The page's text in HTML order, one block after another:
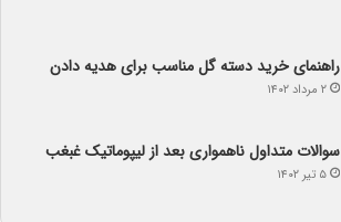
راهنمای خرید دسته گل مناسب برای هدیه دادن
۲ مرداد ۱۴۰۲
سوالات متداول ناهمواری بعد از لیپوماتیک غبغب
۵ تیر ۱۴۰۲